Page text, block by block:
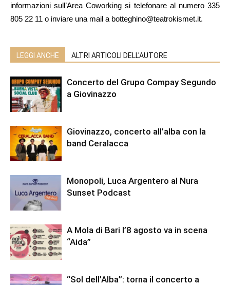
informazioni sull’Area Coworking si telefonare al numero 335
805 22 11 o inviare una mail a botteghino@teatrokismet.it.
LEGGI ANCHE ALTRI ARTICOLI DELL'AUTORE
Concerto del Grupo Compay Segundo
a Giovinazzo
Giovinazzo, concerto all’alba con la
band Ceralacca
Monopoli, Luca Argentero al Nura
Sunset Podcast
A Mola di Bari l’8 agosto va in scena
“Aida”
“Sol dell’Alba”: torna il concerto a